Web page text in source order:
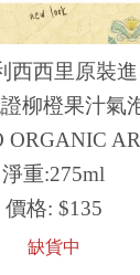
西西里原裝進
柳橙果汁氣
ORGANIC
淨重:275ml
價格: $135
缺貨中